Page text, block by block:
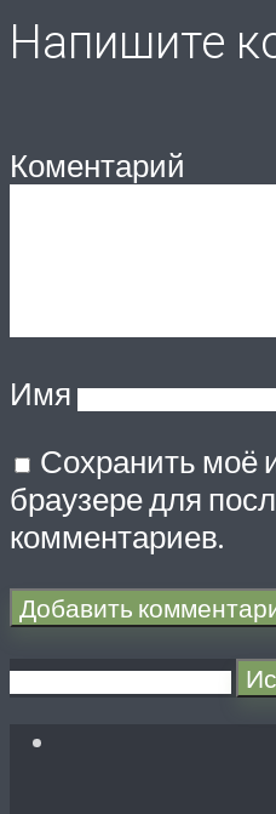
Напишите
Коментарий
Имя
Сохранить моё
браузере для
комментариев.